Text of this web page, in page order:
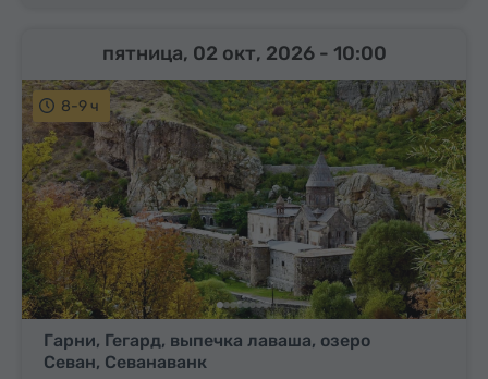
8-9 ч
Гарни, Гегард, выпечка лаваша, озеро
Севан, Севанаванк
пятница, 02 окт, 2026 - 10:00